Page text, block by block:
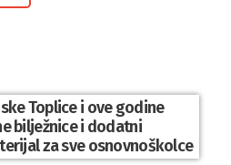
Toplice i ove godine
bilježnice i dodatni
za sve osnovnoškolce